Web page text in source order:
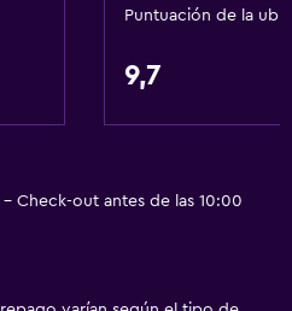
Puntuación de la
9,7
Check-out antes de las 10:00